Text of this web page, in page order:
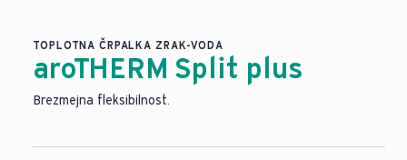
TOPLOTNA ČRPALKA ZRAK-VODA
aroTHERM Split plus
Brezmejna fleksibilnost.